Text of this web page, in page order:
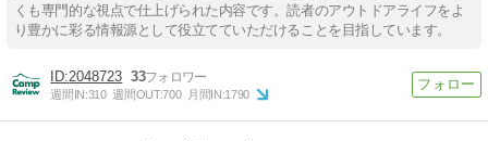
くも専門的な視点で仕上げられた内容です。読者のアウトドアライフをよ
り豊かに彩る情報源として役立てていただけることを目指しています。
2048723 33
週間IN:310 週間OUT:700 月間IN:1790